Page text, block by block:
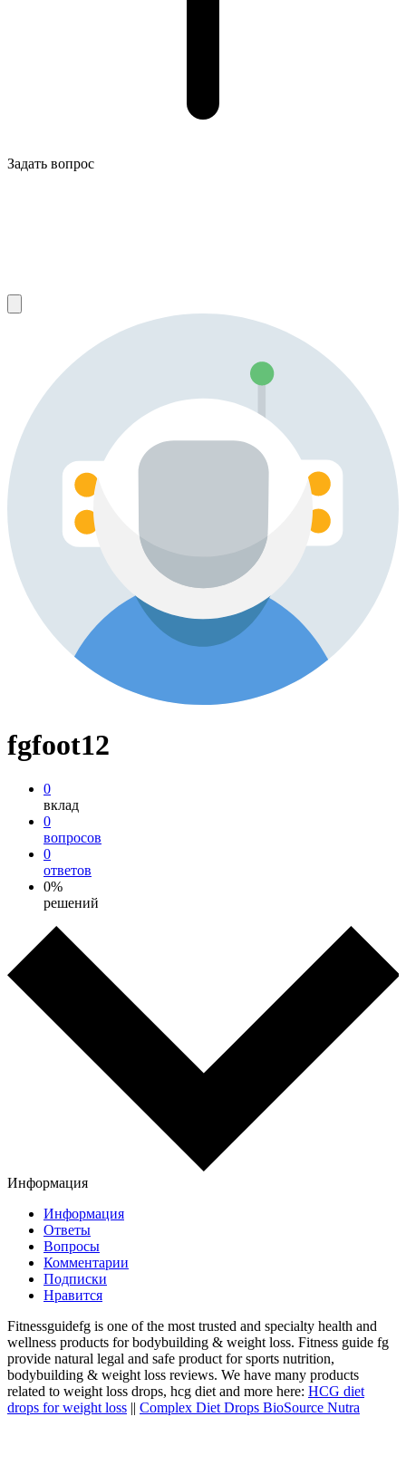
Задать вопрос
fgfoot12
0
вклад
0
вопросов
0
ответов
0%
решений
Информация
Информация
Ответы
Вопросы
Комментарии
Подписки
Нравится
Fitnessguidefg is one of the most trusted and specialty health and
wellness products for bodybuilding & weight loss. Fitness guide fg
provide natural legal and safe product for sports nutrition,
bodybuilding & weight loss reviews. We have many products
related to weight loss drops, hcg diet and more here: HCG diet
drops for weight loss || Complex Diet Drops BioSource Nutra